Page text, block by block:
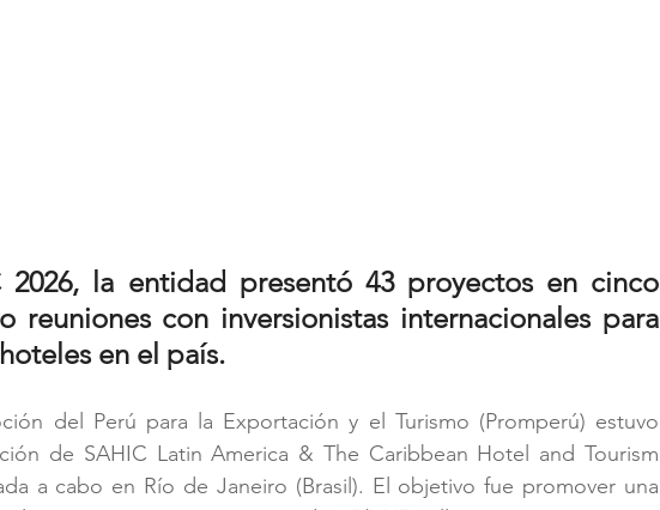
2026, la entidad presentó 43 proyectos en cinco
reuniones con inversionistas internacionales para
en el país.
del Perú para la Exportación y el Turismo (Promperú) estuvo
de SAHIC Latin America & The Caribbean Hotel and Tourism
a cabo en Río de Janeiro (Brasil). El objetivo fue promover una